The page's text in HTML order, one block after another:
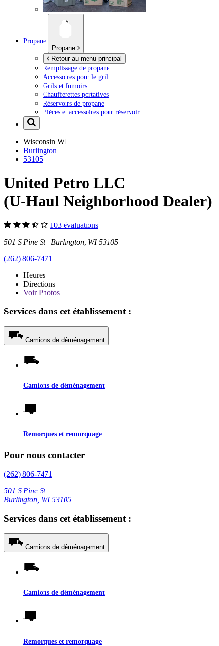
Propane
Propane
Retour au menu principal
Remplissage de propane
Accessoires pour le gril
Grils et fumoirs
Chaufferettes portatives
Réservoirs de propane
Pièces et accessoires pour réservoir
Wisconsin WI
Burlington
53105
United Petro LLC
(U-Haul Neighborhood Dealer)
103 évaluations
501 S Pine St Burlington, WI 53105
(262) 806-7471
Heures
Directions
VoirPhotos
Services dans cet établissement :
Camions de déménagement
Camions de déménagement
Remorques et remorquage
Pour nous contacter
(262) 806-7471
501 S Pine St
Burlington, WI 53105
Services dans cet établissement :
Camions de déménagement
Camions de déménagement
Remorques et remorquage